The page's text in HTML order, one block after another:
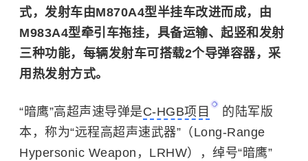
式，发射车由M870A4型半挂车改进而成，由
M983A4型牵引车拖挂，具备运输、起竖和发射
三种功能，每辆发射车可搭载2个导弹容器，采
用热发射方式。
“暗鹰”高超声速导弹是C-HGB项目
的陆军版
本，称为“远程高超声速武器”（Long-Range
Hypersonic Weapon，LRHW），绰号“暗鹰”